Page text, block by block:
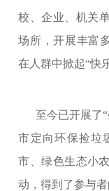
校、企业、机关
场所，开展丰富
在人群中掀起“快
至今已开展了
市定向环保捡垃
市、绿色生态小
动，得到了参与者